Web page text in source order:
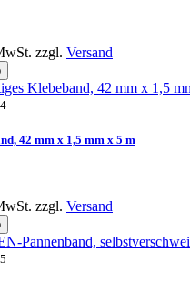
zzgl. Versand
42 mm x 1,5 mm x 5 m
zzgl. Versand